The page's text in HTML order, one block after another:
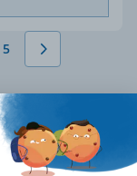
page
Page
5